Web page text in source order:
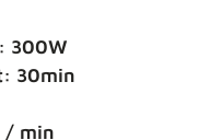
300W
30min
/ min